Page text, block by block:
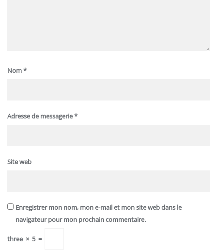
Nom*
Adresse de messagerie*
Site web
Enregistrer mon nom, mon e-mail et mon site web dans le
navigateur pour mon prochain commentaire.
three × 5 =